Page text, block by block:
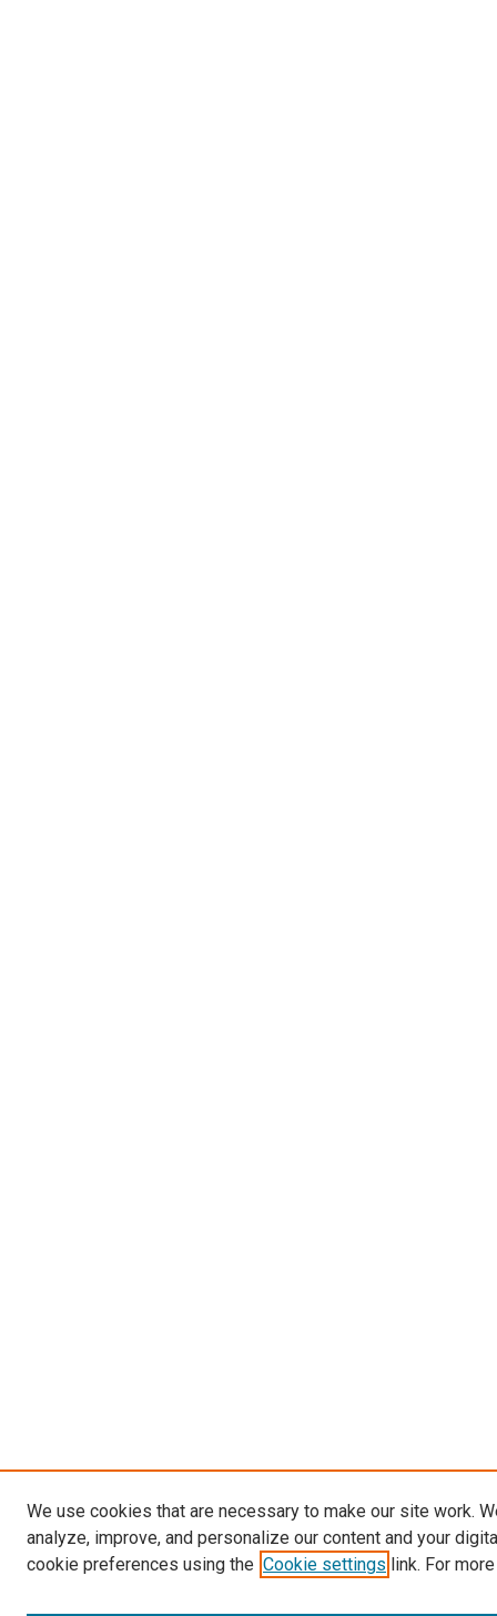
We use cookies that are necessary to make our site work.
analyze, improve, and personalize our content and your
cookie preferences using the Cookie settings link. For